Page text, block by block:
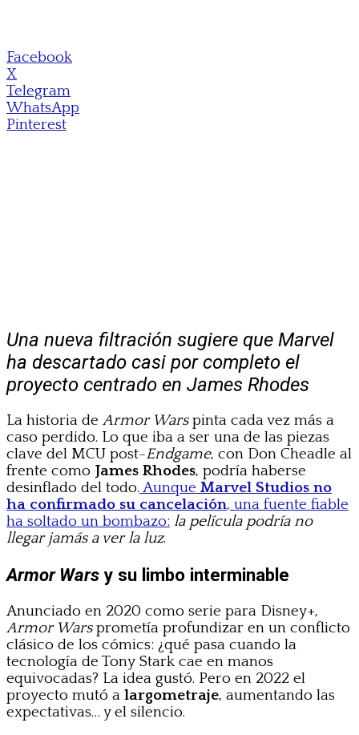
Facebook
X
Telegram
WhatsApp
Pinterest
Una nueva filtración sugiere que Marvel
ha descartado casi por completo el
proyecto centrado en James Rhodes
La historia deArmor Warspinta cada vez más a
caso perdido. Lo que iba a ser una de las piezas
clave del MCU post-Endgame, con Don Cheadle al
frente como James Rhodes, podría haberse
desinflado del todo. Aunque Marvel Studios no
ha confirmado su cancelación, una fuente fiable
ha soltado un bombazo: la película podría no
llegar jamás a ver la luz.
Armor Warsy su limbo interminable
Anunciado en 2020 como serie para Disney+,
Armor Warsprometía profundizar en un conflicto
clásico de los cómics: ¿qué pasa cuando la
tecnología de Tony Stark cae en manos
equivocadas? La idea gustó. Pero en 2022 el
proyecto mutó a largometraje, aumentando las
expectativas… y el silencio.